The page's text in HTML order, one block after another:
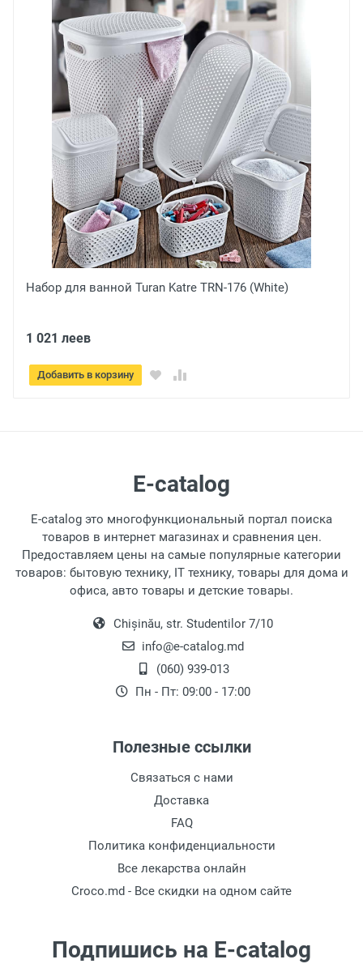
Оценка
Рецензия
Отправить
Набор для ванной Turan Katre TRN-176 (White)
1 021 леев
Добавить в корзину
E-catalog
E-catalog это многофункциональный портал поиска
товаров в интернет магазинах и сравнения цен.
Предоставляем цены на самые популярные категории
товаров: бытовую технику, IT технику, товары для дома и
офиса, авто товары и детские товары.
Chișinău, str. Studentilor 7/10
info@e-catalog.md
(060) 939-013
Пн - Пт: 09:00 - 17:00
Полезные ссылки
Связаться с нами
Доставка
FAQ
Политика конфиденциальности
Все лекарства онлайн
Croco.md - Все скидки на одном сайте
Подпишись на E-catalog